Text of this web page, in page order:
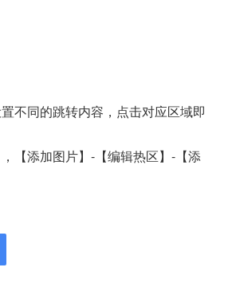
不同的跳转内容，点击对应区域即
【添加图片】-【编辑热区】-【添